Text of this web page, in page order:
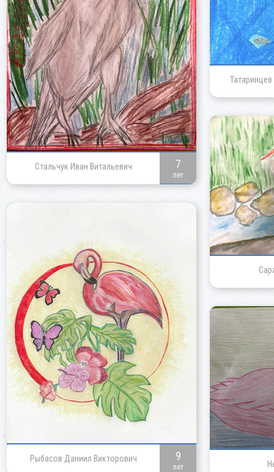
Стальчук Иван Витальевич 7
лет
Рыбасов Даниил Викторович 9
лет